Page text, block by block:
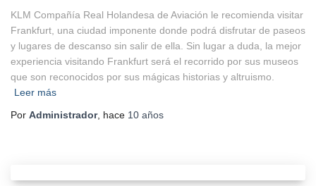
KLM Compañía Real Holandesa de Aviación le recomienda visitar
Frankfurt, una ciudad imponente donde podrá disfrutar de paseos
y lugares de descanso sin salir de ella. Sin lugar a duda, la mejor
experiencia visitando Frankfurt será el recorrido por sus museos
que son reconocidos por sus mágicas historias y altruismo.
Leer más
Por Administrador, hace 10 años